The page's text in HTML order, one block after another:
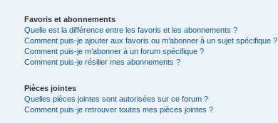
Favoris et abonnements
Quelle est la différence entre les favoris et les abonnements ?
Comment puis-je ajouter aux favoris ou m’abonner à un sujet spécifique ?
Comment puis-je m’abonner à un forum spécifique ?
Comment puis-je résilier mes abonnements ?
Pièces jointes
Quelles pièces jointes sont autorisées sur ce forum ?
Comment puis-je retrouver toutes mes pièces jointes ?